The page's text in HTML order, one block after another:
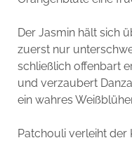
Der Jasmin hält sich
zuerst nur
schließlich offenbart
und verzaubert
ein wahres
Patchouli verleiht der